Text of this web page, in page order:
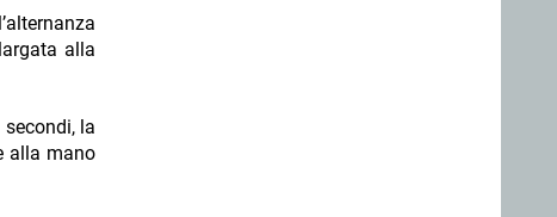
alla
la
alla mano